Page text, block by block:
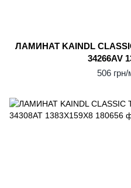
ЛАМИНАТ KAINDL
34266AV
506 грн/